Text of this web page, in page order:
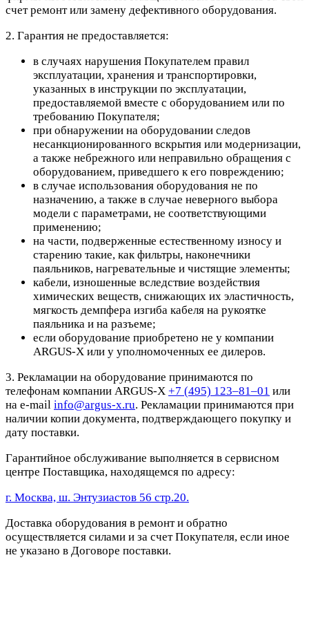
счет ремонт или замену дефективного оборудования.
2. Гарантия не предоставляется:
в случаях нарушения Покупателем правил
эксплуатации, хранения и транспортировки,
указанных в инструкции по эксплуатации,
предоставляемой вместе с оборудованием или по
требованию Покупателя;
при обнаружении на оборудовании следов
несанкционированного вскрытия или модернизации,
а также небрежного или неправильно обращения с
оборудованием, приведшего к его повреждению;
в случае использования оборудования не по
назначению, а также в случае неверного выбора
модели с параметрами, не соответствующими
применению;
на части, подверженные естественному износу и
старению такие, как фильтры, наконечники
паяльников, нагревательные и чистящие элементы;
кабели, изношенные вследствие воздействия
химических веществ, снижающих их эластичность,
мягкость демпфера изгиба кабеля на рукоятке
паяльника и на разъеме;
если оборудование приобретено не у компании
ARGUS-X или у уполномоченных ее дилеров.
3. Рекламации на оборудование принимаются по
телефонам компании ARGUS-X +7 (495) 123–81–01 или
на e-mail info@argus-x.ru. Рекламации принимаются при
наличии копии документа, подтверждающего покупку и
дату поставки.
Гарантийное обслуживание выполняется в сервисном
центре Поставщика, находящемся по адресу:
г. Москва, ш. Энтузиастов 56 стр.20.
Доставка оборудования в ремонт и обратно
осуществляется силами и за счет Покупателя, если иное
не указано в Договоре поставки.